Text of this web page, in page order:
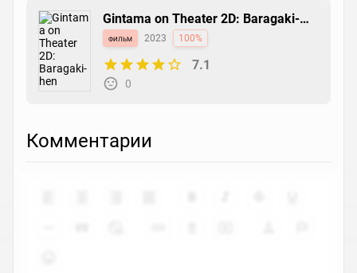
Gintama on Theater 2D: Baragaki-
hen
фильм 2023 100%
7.1
0
Комментарии